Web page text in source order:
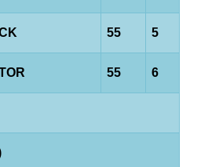
55 5
55 6